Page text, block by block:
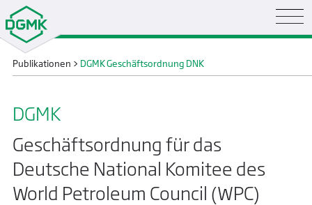
Publikationen > DGMK Geschäftsordnung DNK
DGMK
Geschäftsordnung für das
Deutsche National Komitee des
World Petroleum Council (WPC)